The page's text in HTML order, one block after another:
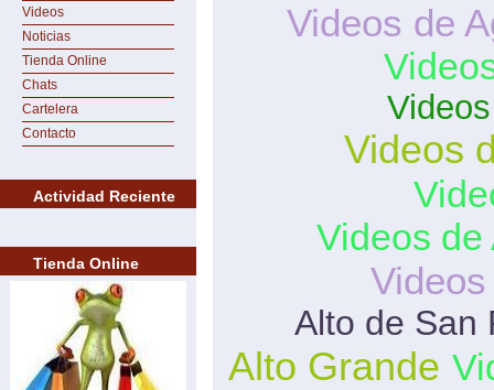
Videos
Noticias
Tienda Online
Chats
Cartelera
Contacto
Actividad Reciente
Tienda Online
Videos de
Videos
Videos de
Alto de San
Alto Grande